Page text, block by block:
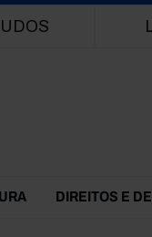
DIREITOS E